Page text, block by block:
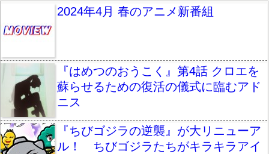
2024年4月 春のアニメ新番組
『はめつのおうこく』第4話 クロエを
蘇らせるための復活の儀式に臨むアド
ニス
『ちびゴジラの逆襲』が大リニューア
ル！ ちびゴジラたちがキラキラアイ